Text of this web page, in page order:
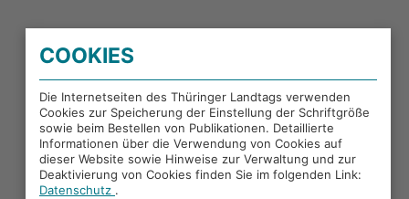
PORTALE DES THÜRINGER LANDTAGS
EXTERNE LINKS
COOKIES
Die Internetseiten des Thüringer Landtags verwenden
Cookies zur Speicherung der Einstellung der Schriftgröße
sowie beim Bestellen von Publikationen. Detaillierte
Informationen über die Verwendung von Cookies auf
dieser Website sowie Hinweise zur Verwaltung und zur
Deaktivierung von Cookies finden Sie im folgenden Link:
Datenschutz .